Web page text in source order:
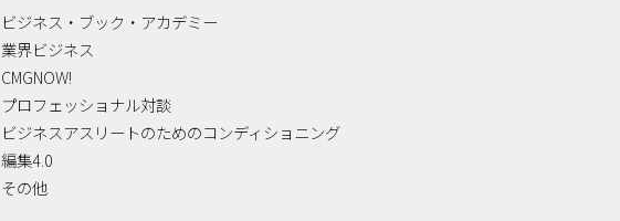
ビジネス・ブック・アカデミー
業界ビジネス
CMGNOW!
プロフェッショナル対談
ビジネスアスリートのためのコンディショニング
編集4.0
その他